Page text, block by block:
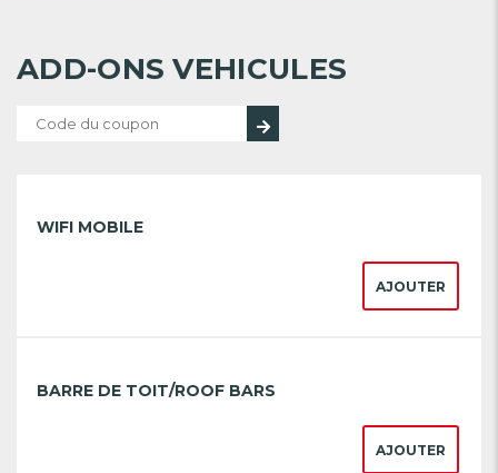
ADD-ONS VEHICULES
WIFI MOBILE
AJOUTER
BARRE DE TOIT/ROOF BARS
AJOUTER